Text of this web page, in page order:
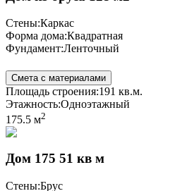
Стены:Каркас
Форма дома:Квадратная
Фундамент:Ленточный
Смета с материалами
Площадь строения:191 кв.м.
Этажность:Одноэтажный
175.5 м2
Дом 175 51 кв м
Стены:Брус